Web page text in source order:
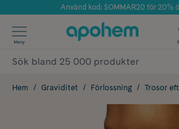
Årets Butik 2025 inom
Använd kod: SOMMAR20 för 20%
✓ Fri frakt
✓ Poäng på alla köp*
Meny
Hem Graviditet Förlossning Trosor